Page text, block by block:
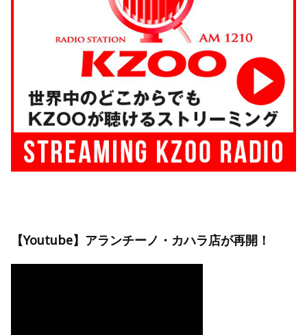
【Youtube】アランチーノ・カハラ店が再開！